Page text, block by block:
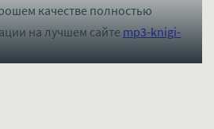
качестве полностью
на лучшем сайте mp3-knigi-